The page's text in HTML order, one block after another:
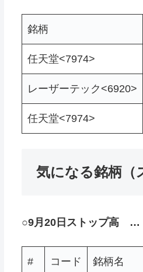
銘柄
任天堂<7974>
レーザーテック<6920>
任天堂<7974>
気になる銘柄（
○9月20日ストップ高 …
# コード 銘柄名